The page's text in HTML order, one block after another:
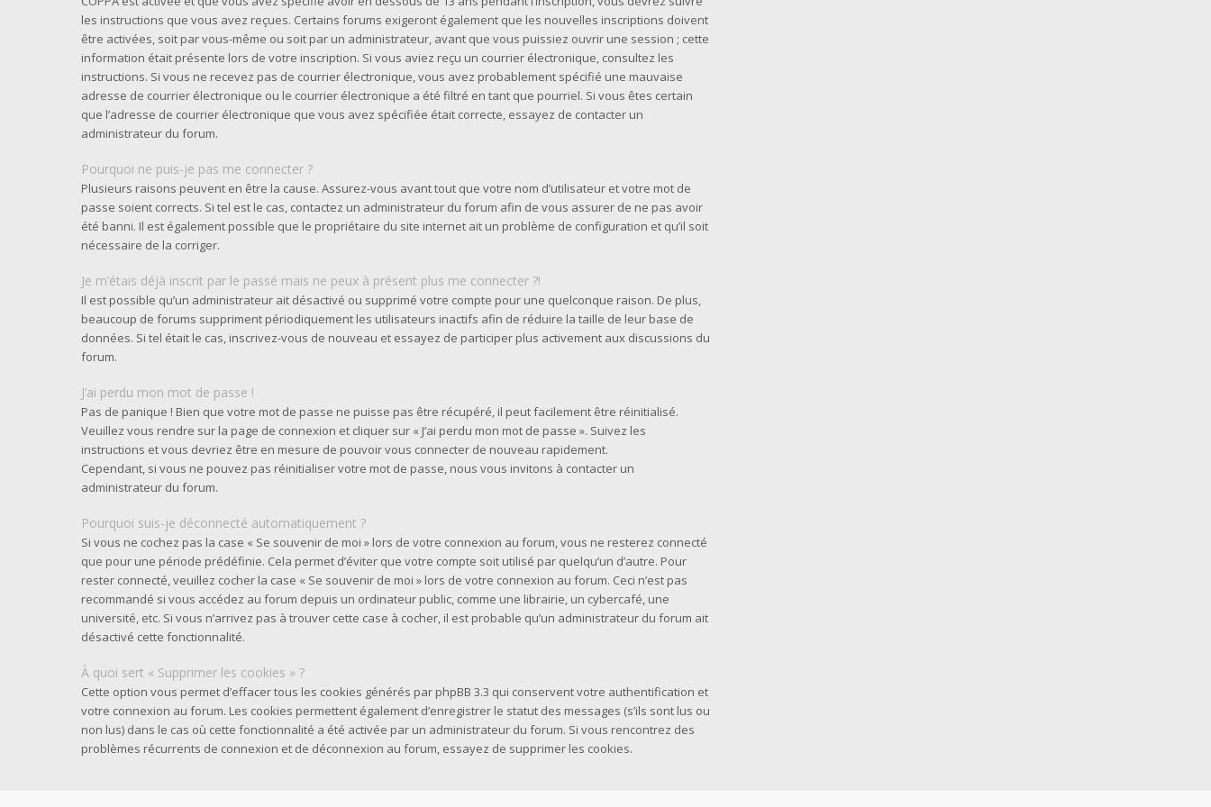
les instructions que vous avez reçues. Certains forums exigeront également que les nouvelles inscriptions doivent
être activées, soit par vous-même ou soit par un administrateur, avant que vous puissiez ouvrir une session ; cette
information était présente lors de votre inscription. Si vous aviez reçu un courrier électronique, consultez les
instructions. Si vous ne recevez pas de courrier électronique, vous avez probablement spécifié une mauvaise
adresse de courrier électronique ou le courrier électronique a été filtré en tant que pourriel. Si vous êtes certain
que l’adresse de courrier électronique que vous avez spécifiée était correcte, essayez de contacter un
administrateur du forum.
Pourquoi ne puis-je pas me connecter ?
Plusieurs raisons peuvent en être la cause. Assurez-vous avant tout que votre nom d’utilisateur et votre mot de
passe soient corrects. Si tel est le cas, contactez un administrateur du forum afin de vous assurer de ne pas avoir
été banni. Il est également possible que le propriétaire du site internet ait un problème de configuration et qu’il soit
nécessaire de la corriger.
Je m’étais déjà inscrit par le passé mais ne peux à présent plus me connecter ?!
Il est possible qu’un administrateur ait désactivé ou supprimé votre compte pour une quelconque raison. De plus,
beaucoup de forums suppriment périodiquement les utilisateurs inactifs afin de réduire la taille de leur base de
données. Si tel était le cas, inscrivez-vous de nouveau et essayez de participer plus activement aux discussions du
forum.
J’ai perdu mon mot de passe !
Pas de panique ! Bien que votre mot de passe ne puisse pas être récupéré, il peut facilement être réinitialisé.
Veuillez vous rendre sur la page de connexion et cliquer sur « J’ai perdu mon mot de passe ». Suivez les
instructions et vous devriez être en mesure de pouvoir vous connecter de nouveau rapidement.
Cependant, si vous ne pouvez pas réinitialiser votre mot de passe, nous vous invitons à contacter un
administrateur du forum.
Pourquoi suis-je déconnecté automatiquement ?
Si vous ne cochez pas la case « Se souvenir de moi » lors de votre connexion au forum, vous ne resterez connecté
que pour une période prédéfinie. Cela permet d’éviter que votre compte soit utilisé par quelqu’un d’autre. Pour
rester connecté, veuillez cocher la case « Se souvenir de moi » lors de votre connexion au forum. Ceci n’est pas
recommandé si vous accédez au forum depuis un ordinateur public, comme une librairie, un cybercafé, une
université, etc. Si vous n’arrivez pas à trouver cette case à cocher, il est probable qu’un administrateur du forum ait
désactivé cette fonctionnalité.
À quoi sert « Supprimer les cookies » ?
Cette option vous permet d’effacer tous les cookies générés par phpBB 3.3 qui conservent votre authentification et
votre connexion au forum. Les cookies permettent également d’enregistrer le statut des messages (s’ils sont lus ou
non lus) dans le cas où cette fonctionnalité a été activée par un administrateur du forum. Si vous rencontrez des
problèmes récurrents de connexion et de déconnexion au forum, essayez de supprimer les cookies.